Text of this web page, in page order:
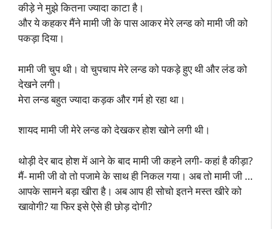
कीड़े ने मुझे कितना ज्यादा काटा है।
और ये कहकर मैंने मामी जी के पास आकर मेरे लन्ड को मामी जी को
पकड़ा दिया।
मामी जी चुप थी। वो चुपचाप मेरे लन्ड को पकड़े हुए थी और लंड को
देखने लगी।
मेरा लन्ड बहुत ज्यादा कड़क और गर्म हो रहा था।
शायद मामी जी मेरे लन्ड को देखकर होश खोने लगी थी।
थोड़ी देर बाद होश में आने के बाद मामी जी कहने लगी- कहां है कीड़ा?
मैं- मामी जी वो तो पजामे के साथ ही निकल गया। अब तो मामी जी …
आपके सामने बड़ा खीरा है। अब आप ही सोचो इतने मस्त खीरे को
खावोगी? या फिर इसे ऐसे ही छोड़ दोगी?